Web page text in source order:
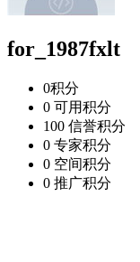
for_1987fxlt
0积分
0 可用积分
100 信誉积分
0 专家积分
0 空间积分
0 推广积分